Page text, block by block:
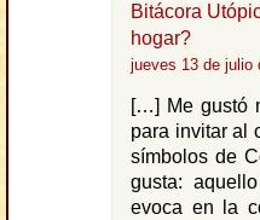
Bitácora
hogar?
jueves 13 de julio
[…] Me gustó
para invitar al
símbolos de
gusta:
evoca en la